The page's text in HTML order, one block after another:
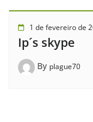
1 de fevereiro de
Ip´s skype
By plague70